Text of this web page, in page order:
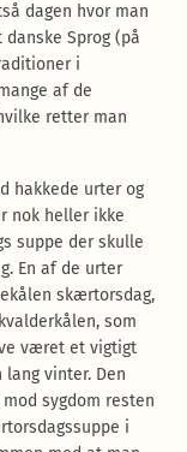
dagen hvor man
Sprog (på
i
af de
retter man
hakkede urter og
nok heller ikke
suppe der skulle
En af de urter
skærtorsdag,
som
været et vigtigt
vinter. Den
sygdom resten
i